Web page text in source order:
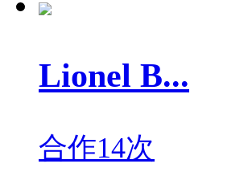
Lionel B...
合作14次